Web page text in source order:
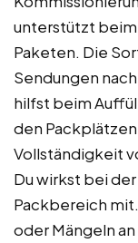
unterstützt
Paketen. Die
Sendungen
hilfst beim
den
Vollständigkeit
Du wirkst bei
Packbereich
oder Mängeln